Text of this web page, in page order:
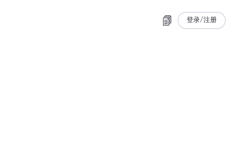
登录/注册